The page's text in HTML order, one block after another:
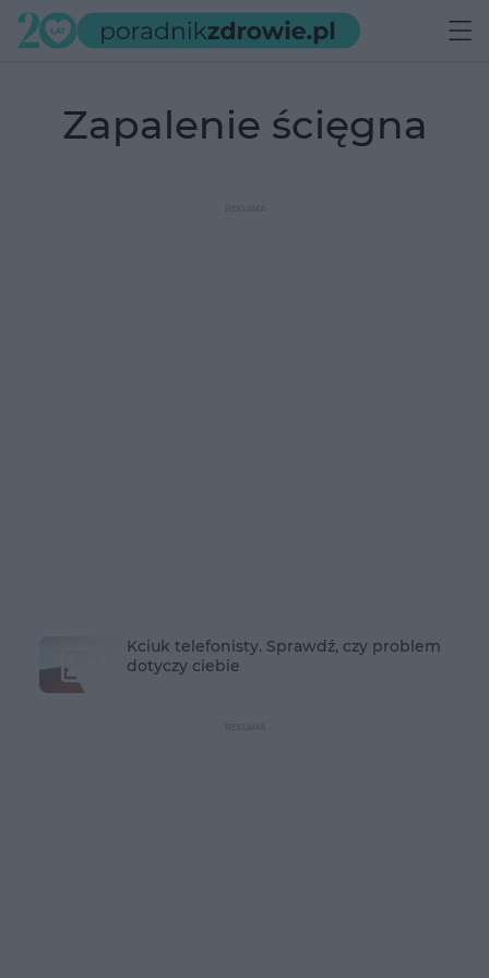
zapalenie ścięgna
Kciuk telefonisty. Sprawdź, czy problem
dotyczy ciebie